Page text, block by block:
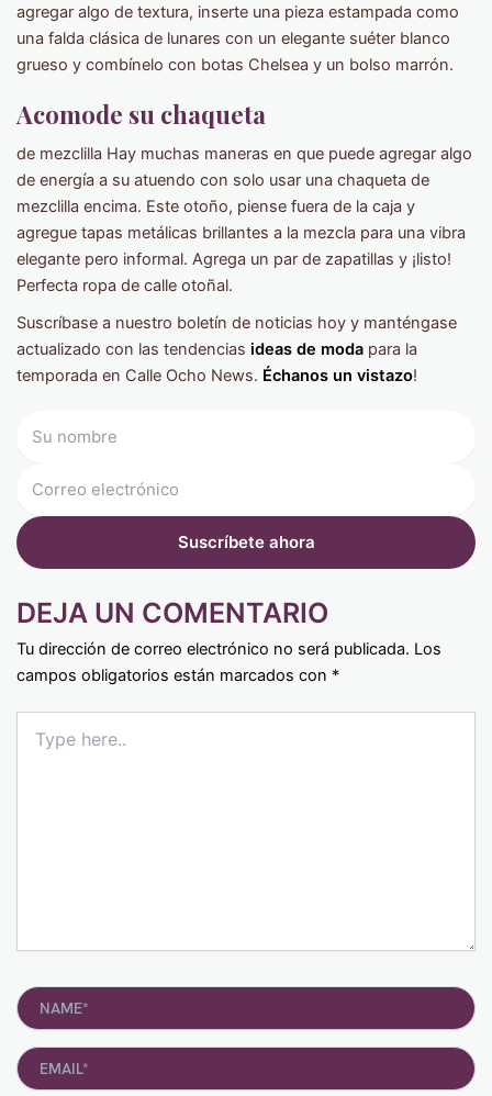
agregar algo de textura, inserte una pieza estampada como
una falda clásica de lunares con un elegante suéter blanco
grueso y combínelo con botas Chelsea y un bolso marrón.
Acomode su chaqueta
de mezclilla Hay muchas maneras en que puede agregar algo
de energía a su atuendo con solo usar una chaqueta de
mezclilla encima. Este otoño, piense fuera de la caja y
agregue tapas metálicas brillantes a la mezcla para una vibra
elegante pero informal. Agrega un par de zapatillas y ¡listo!
Perfecta ropa de calle otoñal.
Suscríbase a nuestro boletín de noticias hoy y manténgase
actualizado con las tendencias ideas de moda para la
temporada en Calle Ocho News. Échanos un vistazo!
DEJA UN COMENTARIO
Tu dirección de correo electrónico no será publicada. Los
campos obligatorios están marcados con *
here..
Name*
Email*